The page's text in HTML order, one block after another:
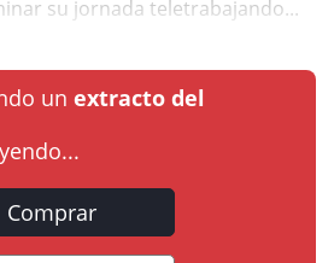
su jornada teletrabajando...
un extracto del
Comprar